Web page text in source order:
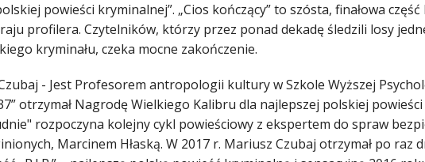
powieści kryminalnej”. „Cios kończący” to szósta, finałowa
profilera. Czytelników, którzy przez ponad dekadę śledzili losy
kryminału, czeka mocne zakończenie.
- Jest Profesorem antropologii kultury w Szkole Wyższej
otrzymał Nagrodę Wielkiego Kalibru dla najlepszej polskiej
rozpoczyna kolejny cykl powieściowy z ekspertem do spraw
Marcinem Hłaską. W 2017 r. Mariusz Czubaj otrzymał po raz